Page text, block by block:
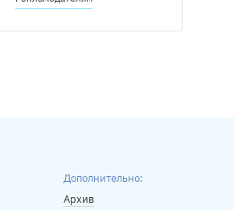
Дополнительно:
Архив